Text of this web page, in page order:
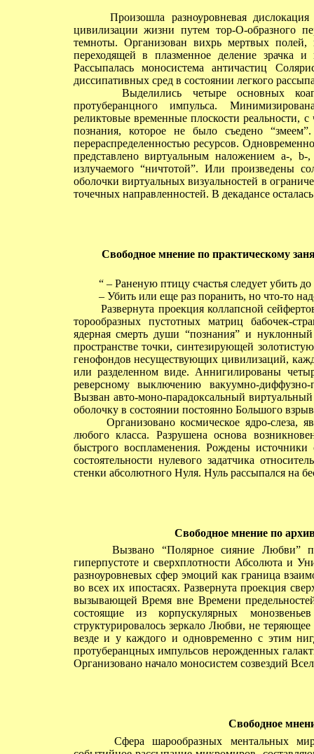
Произошла разноуровневая дислокация
цивилизации жизни путем тор-О-образного
темноты. Организован вихрь мертвых
переходящей в плазменное деление зрачка
Рассыпалась моносистема античастиц
диссипативных сред в состоянии легкого
Выделились четыре основных
протуберанцного импульса.
реликтовые временные плоскости реальности,
познания, которое не было съедено
перераспределенностью ресурсов.
представлено виртуальным наложением a-,
излучаемого “ничтотой”. Или произведены
оболочки виртуальных визуальностей в
точечных направленностей. В декадансе
Свободное мнение по практическому
“ – Раненую птицу счастья следует убить
– Убить или еще раз поранить, но что-то
Развернута проекция коллапсной
торообразных пустотных матриц бабочек-
ядерная смерть души “познания” и
пространстве точки, синтезирующей
генофондов несуществующих цивилизаций,
или разделенном виде. Аннигилированы
реверсному выключению вакуумно-диффузно-
Вызван авто-моно-парадоксальный
оболочку в состоянии постоянно Большого
Организовано космическое ядро-слеза,
любого класса. Разрушена основа
быстрого воспламенения. Рождены источники
состоятельности нулевого задатчика
стенки абсолютного Нуля. Нуль рассыпался на
Свободное мнение по
Вызвано “Полярное сияние Любви”
гиперпустоте и сверхплотности Абсолюта и
разноуровневых сфер эмоций как граница
во всех их ипостасях. Развернута проекция
вызывающей Время вне Времени
состоящие из корпускулярных
структурировалось зеркало Любви, не
везде и у каждого и одновременно с этим
протуберанцных импульсов нерожденных
Организовано начало моносистем созвездий
Свободное
Сфера шарообразных ментальных